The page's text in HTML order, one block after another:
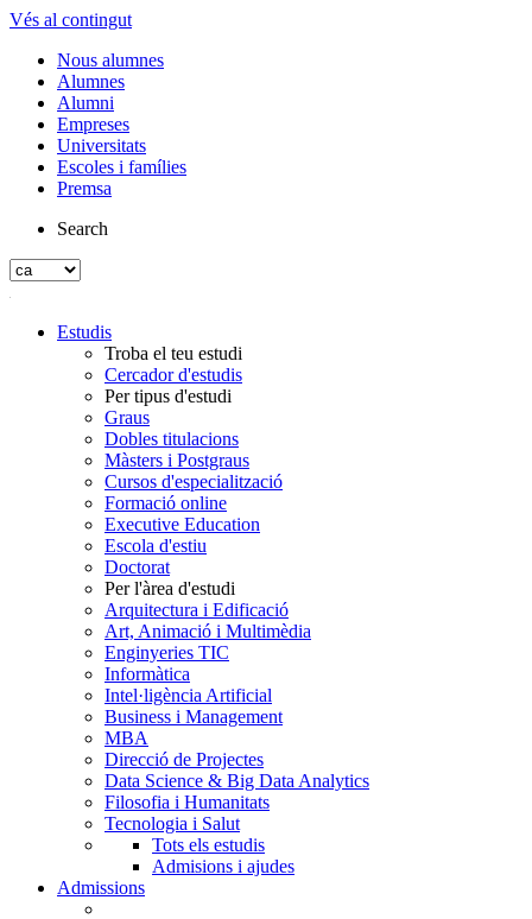
Vés al contingut
Nous alumnes
Alumnes
Alumni
Empreses
Universitats
Escoles i famílies
Premsa
Search
Estudis
Troba el teu estudi
Cercador d'estudis
Per tipus d'estudi
Graus
Dobles titulacions
Màsters i Postgraus
Cursos d'especialització
Formació online
Executive Education
Escola d'estiu
Doctorat
Per l'àrea d'estudi
Arquitectura i Edificació
Art, Animació i Multimèdia
Enginyeries TIC
Informàtica
Intel·ligència Artificial
Business i Management
MBA
Direcció de Projectes
Data Science & Big Data Analytics
Filosofia i Humanitats
Tecnologia i Salut
Tots els estudis
Admisions i ajudes
Admissions